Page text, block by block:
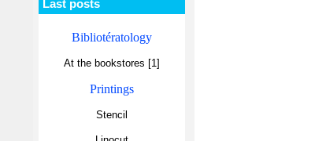
Last posts
Bibliotératology
At the bookstores [1]
Printings
Stencil